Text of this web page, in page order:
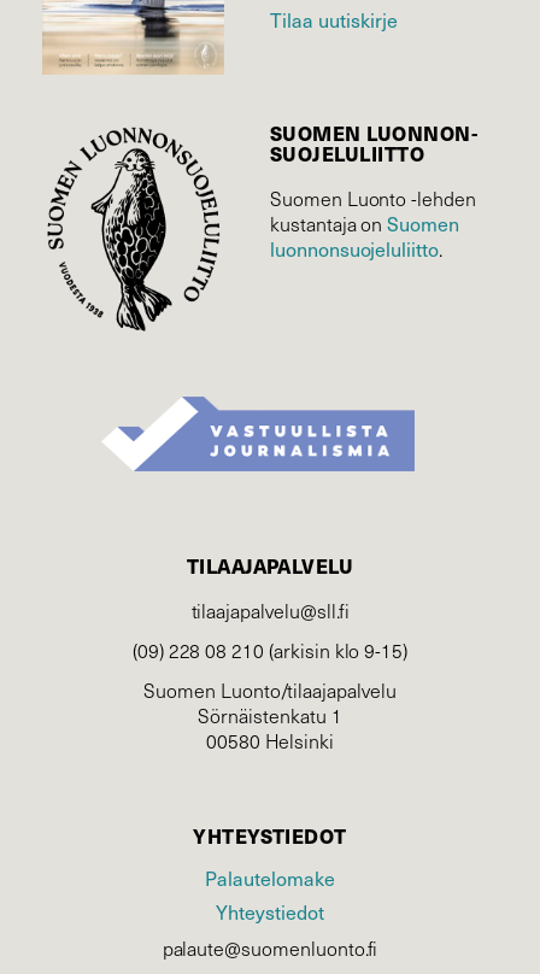
Tilaa uutiskirje
SUOMEN LUONNON­
SUOJELU­LIITTO
Suomen Luonto -lehden
kustantaja onSuomen
luonnonsuojelu­liitto.
TILAAJAPALVELU
tilaajapalvelu@sll.fi
(09) 228 08 210 (arkisin klo 9-15)
Suomen Luonto/tilaajapalvelu
Sörnäistenkatu 1
00580 Helsinki
YHTEYSTIEDOT
Palautelomake
Yhteystiedot
palaute@suomenluonto.fi